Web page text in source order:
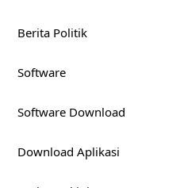
Berita Politik
Software
Software Download
Download Aplikasi